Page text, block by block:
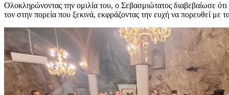
Ολοκληρώνοντας την ομιλία του, ο Σεβασμιώτατος διαβεβαίωσε
τον στην πορεία που ξεκινά, εκφράζοντας την ευχή να πορευθεί